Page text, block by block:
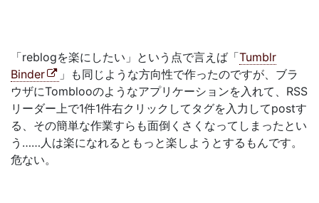
「reblogを楽にしたい」という点で言えば「Tumblr
Binder
」も同じような方向性で作ったのですが、ブラ
ウザにTomblooのようなアプリケーションを入れて、RSS
リーダー上で1件1件右クリックしてタグを入力してpostす
る、その簡単な作業すらも面倒くさくなってしまったとい
う……人は楽になれるともっと楽しようとするもんです。
危ない。